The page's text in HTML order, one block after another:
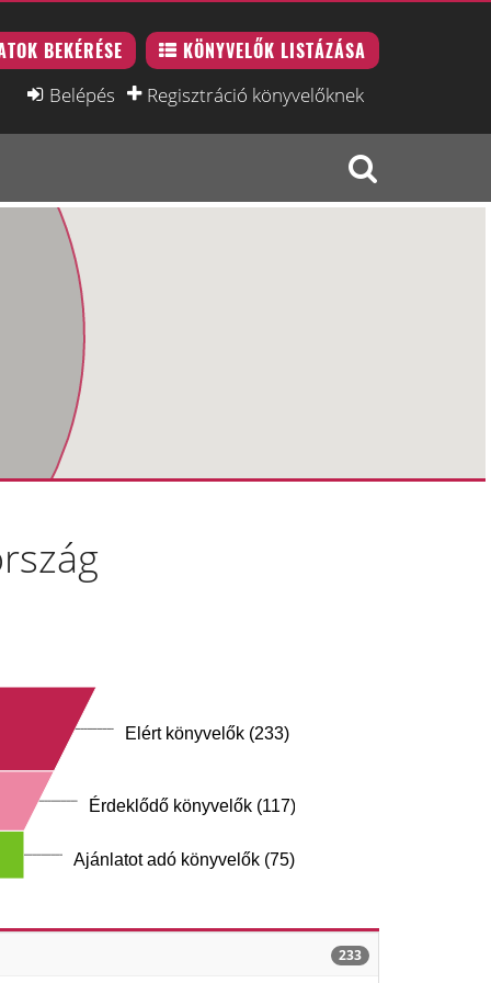
BEKÉRÉSE KÖNYVELŐK LISTÁZÁSA
Belépés Regisztráció könyvelőknek
Elért könyvelők (233)
Érdeklődő könyvelők (117)
Ajánlatot adó könyvelők (75)
233